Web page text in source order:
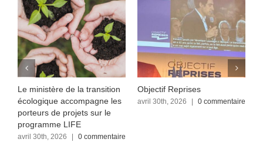
Le ministère de la transition
écologique accompagne les
porteurs de projets sur le
programme LIFE
avril 30th, 2026 | 0 commentaire
Objectif Reprises
avril 30th, 2026 | 0 commentaire